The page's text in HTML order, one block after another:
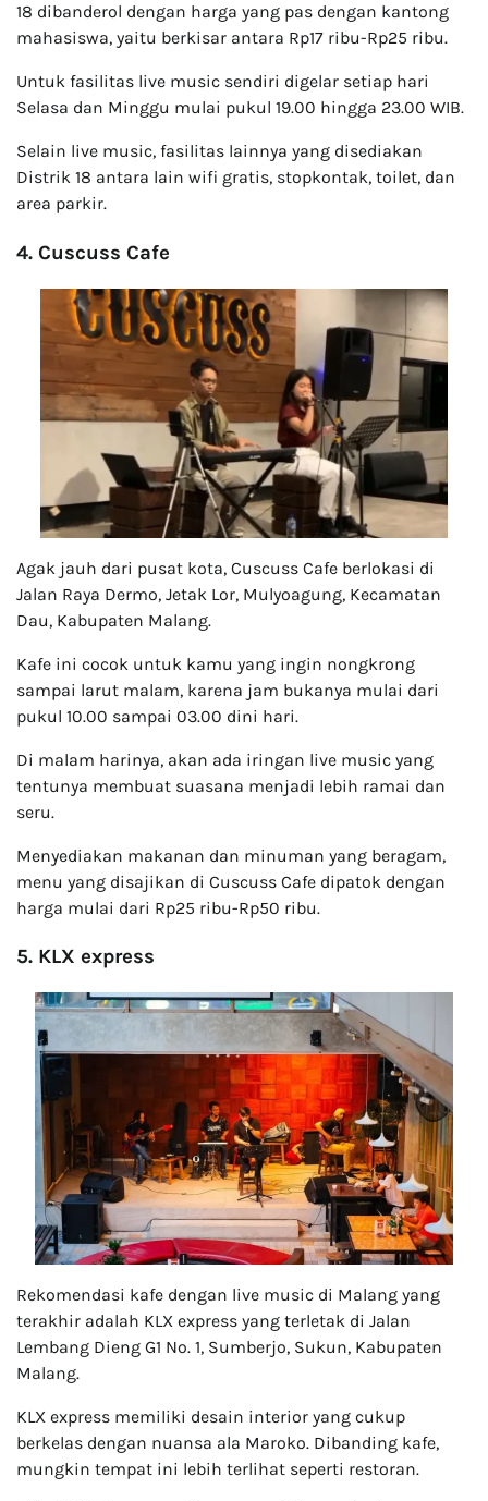
18 dibanderol dengan harga yang pas dengan kantong
mahasiswa, yaitu berkisar antara Rp17 ribu-Rp25 ribu.
Untuk fasilitas live music sendiri digelar setiap hari
Selasa dan Minggu mulai pukul 19.00 hingga 23.00 WIB.
Selain live music, fasilitas lainnya yang disediakan
Distrik 18 antara lain wifi gratis, stopkontak, toilet, dan
area parkir.
4. Cuscuss Cafe
Agak jauh dari pusat kota, Cuscuss Cafe berlokasi di
Jalan Raya Dermo, Jetak Lor, Mulyoagung, Kecamatan
Dau, Kabupaten Malang.
Kafe ini cocok untuk kamu yang ingin nongkrong
sampai larut malam, karena jam bukanya mulai dari
pukul 10.00 sampai 03.00 dini hari.
Di malam harinya, akan ada iringan live music yang
tentunya membuat suasana menjadi lebih ramai dan
seru.
Menyediakan makanan dan minuman yang beragam,
menu yang disajikan di Cuscuss Cafe dipatok dengan
harga mulai dari Rp25 ribu-Rp50 ribu.
5. KLX express
Rekomendasi kafe dengan live music di Malang yang
terakhir adalah KLX express yang terletak di Jalan
Lembang Dieng G1 No. 1, Sumberjo, Sukun, Kabupaten
Malang.
KLX express memiliki desain interior yang cukup
berkelas dengan nuansa ala Maroko. Dibanding kafe,
mungkin tempat ini lebih terlihat seperti restoran.